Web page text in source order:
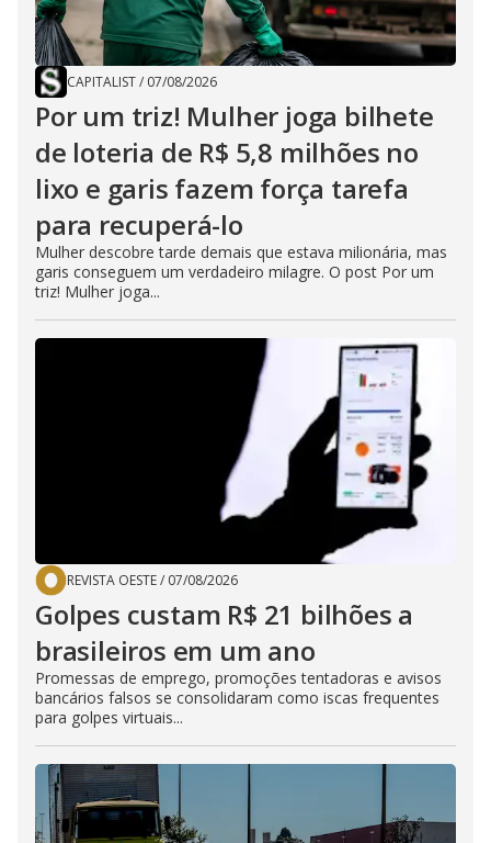
CAPITALIST/ 07/08/2026
Por um triz! Mulher joga bilhete
de loteria de R$ 5,8 milhões no
lixo e garis fazem força tarefa
para recuperá-lo
Mulher descobre tarde demais que estava milionária, mas
garis conseguem um verdadeiro milagre. O post Por um
triz! Mulher joga...
REVISTA OESTE/ 07/08/2026
Golpes custam R$ 21 bilhões a
brasileiros em um ano
Promessas de emprego, promoções tentadoras e avisos
bancários falsos se consolidaram como iscas frequentes
para golpes virtuais...